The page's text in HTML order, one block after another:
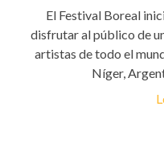
El Festival Boreal
disfrutar al público de
artistas de todo el
Níger,